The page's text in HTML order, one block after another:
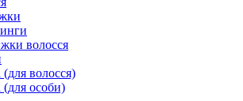
волосся
волосся)
(для особи)